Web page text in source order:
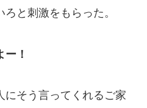
と刺激をもらった。
！
にそう言ってくれるご家